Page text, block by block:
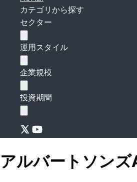
カテゴリから探す
セクター
運用スタイル
企業規模
投資期間
アルバートソンズ